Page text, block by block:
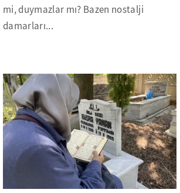
mi, duymazlar mı? Bazen nostalji
damarları...